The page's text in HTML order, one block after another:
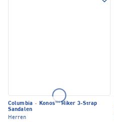
Columbia · Konos™ Hiker 3-Strap
Sandalen
Herren